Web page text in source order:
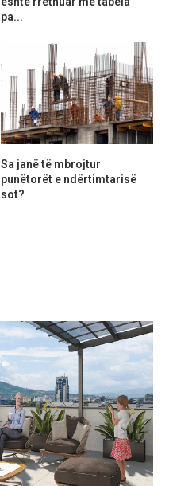
pa...
Sa janë të mbrojtur
punëtorët e ndërtimtarisë
sot?